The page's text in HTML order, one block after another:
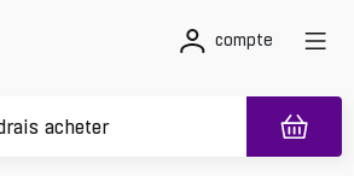
compte